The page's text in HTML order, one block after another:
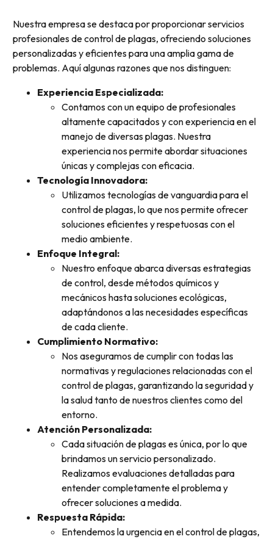
Nuestra empresa se destaca por proporcionar servicios
profesionales de control de plagas, ofreciendo soluciones
personalizadas y eficientes para una amplia gama de
problemas. Aquí algunas razones que nos distinguen:
Experiencia Especializada:
Contamos con un equipo de profesionales
altamente capacitados y con experiencia en el
manejo de diversas plagas. Nuestra
experiencia nos permite abordar situaciones
únicas y complejas con eficacia.
Tecnología Innovadora:
Utilizamos tecnologías de vanguardia para el
control de plagas, lo que nos permite ofrecer
soluciones eficientes y respetuosas con el
medio ambiente.
Enfoque Integral:
Nuestro enfoque abarca diversas estrategias
de control, desde métodos químicos y
mecánicos hasta soluciones ecológicas,
adaptándonos a las necesidades específicas
de cada cliente.
Cumplimiento Normativo:
Nos aseguramos de cumplir con todas las
normativas y regulaciones relacionadas con el
control de plagas, garantizando la seguridad y
la salud tanto de nuestros clientes como del
entorno.
Atención Personalizada:
Cada situación de plagas es única, por lo que
brindamos un servicio personalizado.
Realizamos evaluaciones detalladas para
entender completamente el problema y
ofrecer soluciones a medida.
Respuesta Rápida:
Entendemos la urgencia en el control de plagas,